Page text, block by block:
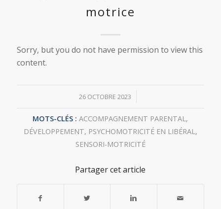
motrice
Sorry, but you do not have permission to view this
content.
26 OCTOBRE 2023
/
MOTS-CLÉS : ACCOMPAGNEMENT PARENTAL,
DÉVELOPPEMENT, PSYCHOMOTRICITÉ EN LIBÉRAL,
SENSORI-MOTRICITÉ
Partager cet article